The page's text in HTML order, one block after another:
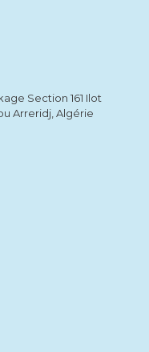
Section 161 Ilot
Arreridj, Algérie